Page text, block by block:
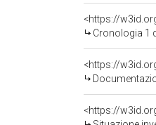
<https://
Cronologia 1
<https://